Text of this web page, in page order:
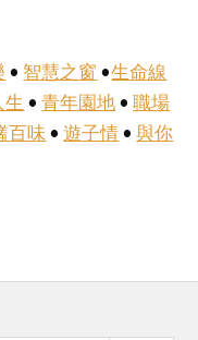
• 智慧之窗 •生命線
生 •青年園地•職場
百味 •遊子情•與你